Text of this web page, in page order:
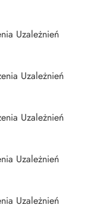
Uzależnień
Uzależnień
Uzależnień
Uzależnień
Uzależnień